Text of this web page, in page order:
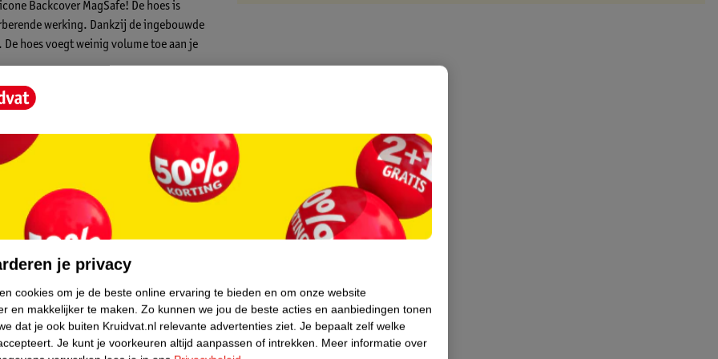
Backcover MagSafe! De hoes is
werking. Dankzij de ingebouwde
hoes voegt weinig volume toe aan je
Dit zorgt ervoor dat alle
zijn en je toestel goed beschermd is
je iPhone gekoppeld worden. Dit product
altijd precies goed op jouw iPhone
MagSafe draadloze oplader en klikt een
gebruik maken van een MagSafe
je privacy
cookies om je de beste online ervaring te bieden en om onze website
en makkelijker te maken. Zo kunnen we jou de beste acties en aanbiedingen tonen
dat je ook buiten Kruidvat.nl relevante advertenties ziet. Je bepaalt zelf welke
Je kunt je voorkeuren altijd aanpassen of intrekken. Meer informatie over